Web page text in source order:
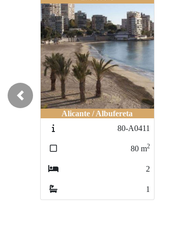
Alicante / Albufereta
80-A0411
80 m2
2
1
Previous